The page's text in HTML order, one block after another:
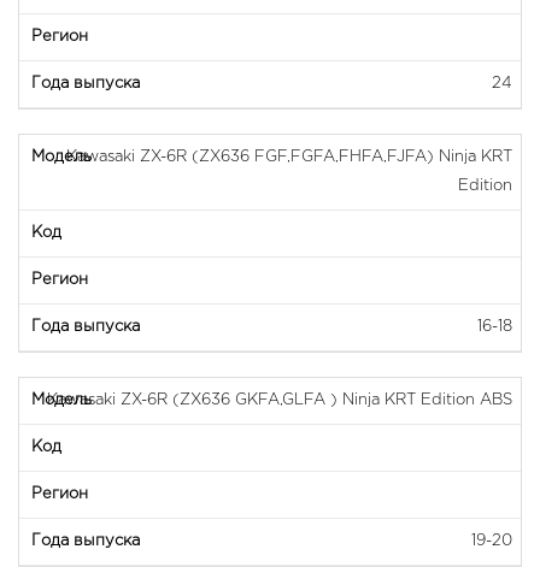
24
Kawasaki ZX-6R (ZX636 FGF,FGFA,FHFA,FJFA) Ninja KRT
Edition
16-18
Kawasaki ZX-6R (ZX636 GKFA,GLFA ) Ninja KRT Edition ABS
19-20